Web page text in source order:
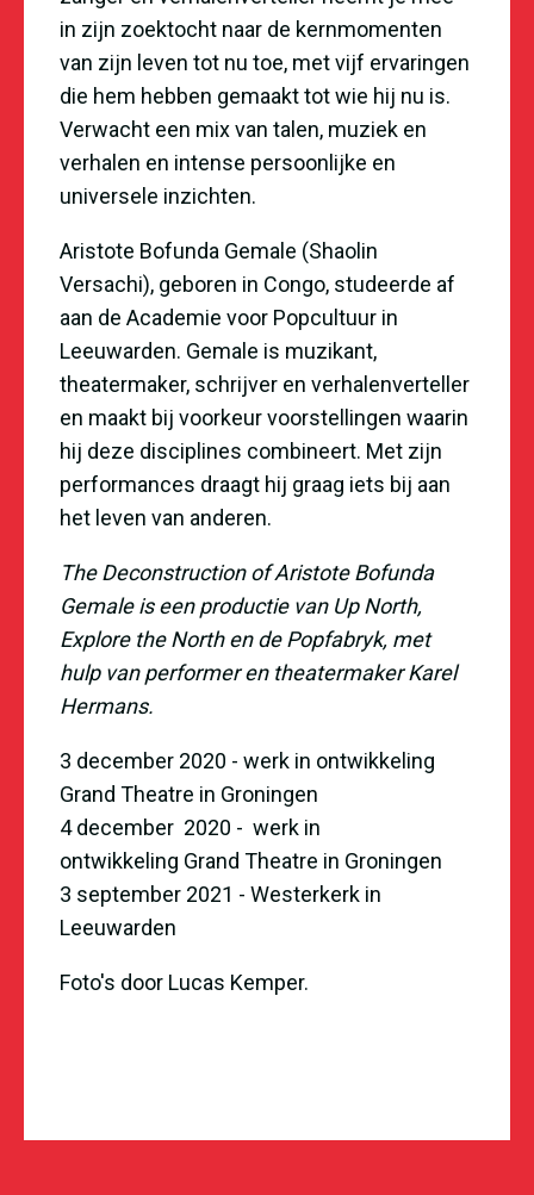
in zijn zoektocht naar de kernmomenten
van zijn leven tot nu toe, met vijf ervaringen
die hem hebben gemaakt tot wie hij nu is.
Verwacht een mix van talen, muziek en
verhalen en intense persoonlijke en
universele inzichten.
Aristote Bofunda Gemale (Shaolin
Versachi), geboren in Congo, studeerde af
aan de Academie voor Popcultuur in
Leeuwarden. Gemale is muzikant,
theatermaker, schrijver en verhalenverteller
en maakt bij voorkeur voorstellingen waarin
hij deze disciplines combineert. Met zijn
performances draagt hij graag iets bij aan
het leven van anderen.
The Deconstruction of Aristote Bofunda
Gemale is een productie van Up North,
Explore the North en de Popfabryk, met
hulp van performer en theatermaker Karel
Hermans.
3 december 2020 - werk in ontwikkeling
Grand Theatre in Groningen
4 december 2020 - werk in
ontwikkeling Grand Theatre in Groningen
3 september 2021 - Westerkerk in
Leeuwarden
Foto's door Lucas Kemper.